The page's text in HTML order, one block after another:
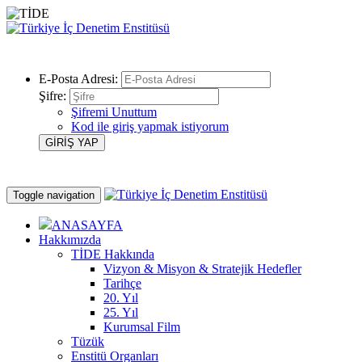
E-Posta Adresi:
Şifre:
Şifremi Unuttum
Kod ile giriş yapmak istiyorum
Toggle navigation
ANASAYFA
Hakkımızda
TİDE Hakkında
Vizyon & Misyon & Stratejik Hedefler
Tarihçe
20. Yıl
25. Yıl
Kurumsal Film
Tüzük
Enstitü Organları